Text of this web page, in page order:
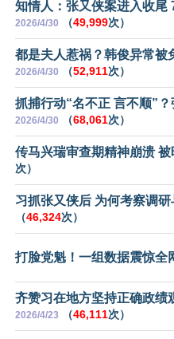
知情人：张又侠案进入收尾
2026/4/30 （49,999次）
都是夫人惹祸？韩俊异常被
2026/4/30 （52,911次）
抓捕行动“名不正 言不顺”
2026/4/30 （68,061次）
传马兴瑞审查期精神崩溃 被
次）
习抓张又侠后 为何考察调
（46,324次）
打脸党魁！一组数据震惊全
齐赞习在地方坚持正确政绩
2026/4/23 （46,111次）